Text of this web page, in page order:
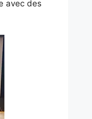
avec des